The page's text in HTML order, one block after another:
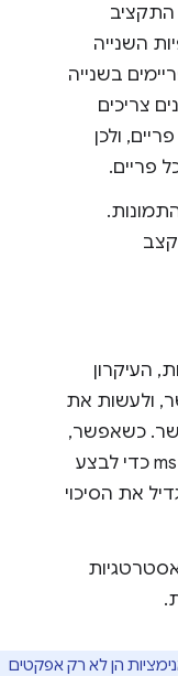
16 אלפיות השנייה
חלקי 60 פריימים בשנייה
ולכן
את
כשאפשר,
כדאי להשתמש בתגובה של 100 ms כדי לבצע
את הסיכוי
הן לא רק אפקטים